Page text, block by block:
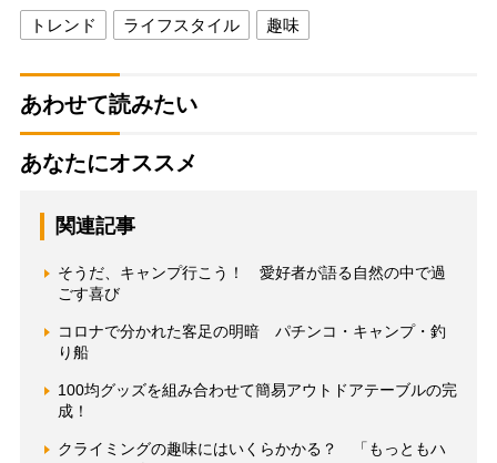
トレンド ライフスタイル 趣味
あわせて読みたい
あなたにオススメ
関連記事
そうだ、キャンプ行こう！ 愛好者が語る自然の中で過
ごす喜び
コロナで分かれた客足の明暗 パチンコ・キャンプ・釣
り船
100均グッズを組み合わせて簡易アウトドアテーブルの完
成！
クライミングの趣味にはいくらかかる？ 「もっともハ